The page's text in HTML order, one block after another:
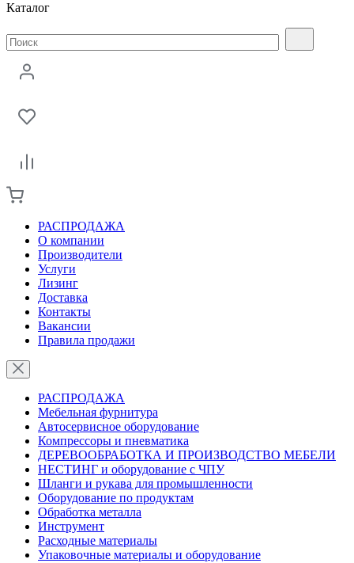
Каталог
РАСПРОДАЖА
О компании
Производители
Услуги
Лизинг
Доставка
Контакты
Вакансии
Правила продажи
РАСПРОДАЖА
Мебельная фурнитура
Автосервисное оборудование
Компрессоры и пневматика
ДЕРЕВООБРАБОТКА И ПРОИЗВОДСТВО МЕБЕЛИ
НЕСТИНГ и оборудование с ЧПУ
Шланги и рукава для промышленности
Оборудование по продуктам
Обработка металла
Инструмент
Расходные материалы
Упаковочные материалы и оборудование